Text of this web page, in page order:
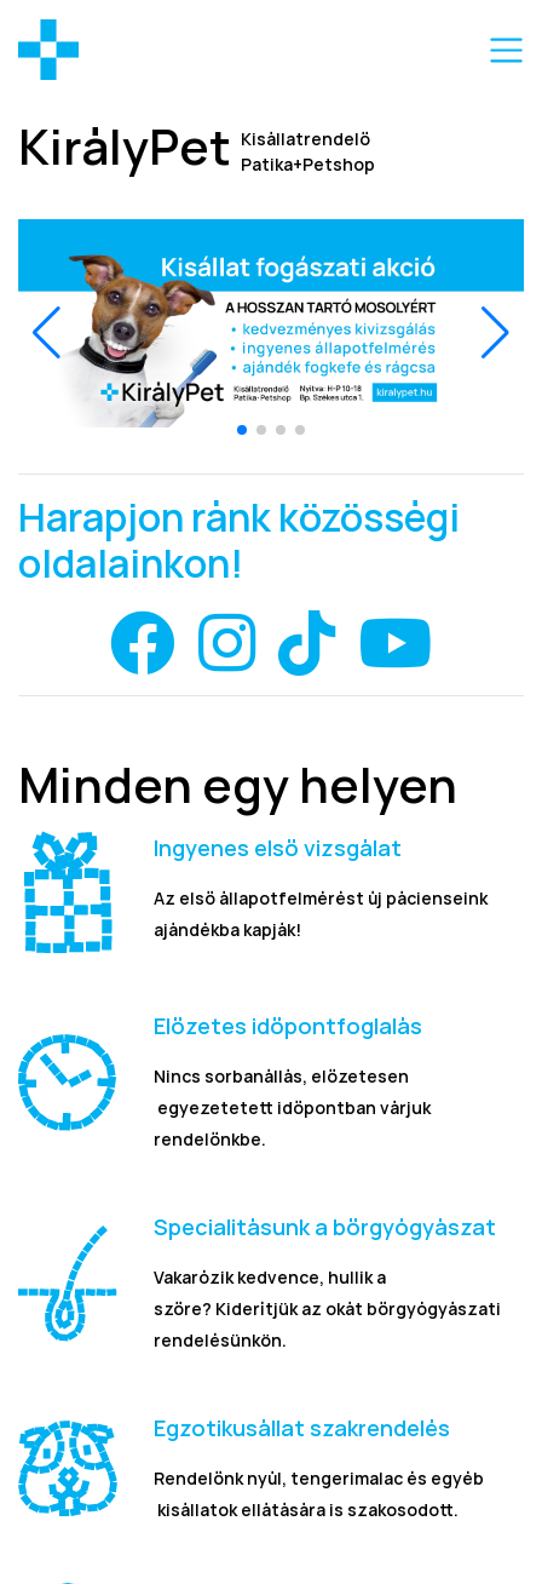
KirályPet Kisállatrendelő
Patika+Petshop
Harapjon ránk közösségi
oldalainkon!
Minden egy helyen
Ingyenes első vizsgálat
Az első állapotfelmérést új pácienseink
ajándékba kapják!
Előzetes időpontfoglalás
Nincs sorbanállás, előzetesen
egyezetetett időpontban várjuk
rendelőnkbe.
Specialitásunk a bőrgyógyászat
Vakarózik kedvence, hullik a
szőre? Kiderítjük az okát bőrgyógyászati
rendelésünkön.
Egzotikusállat szakrendelés
Rendelőnk nyúl, tengerimalac és egyéb
kisállatok ellátására is szakosodott.